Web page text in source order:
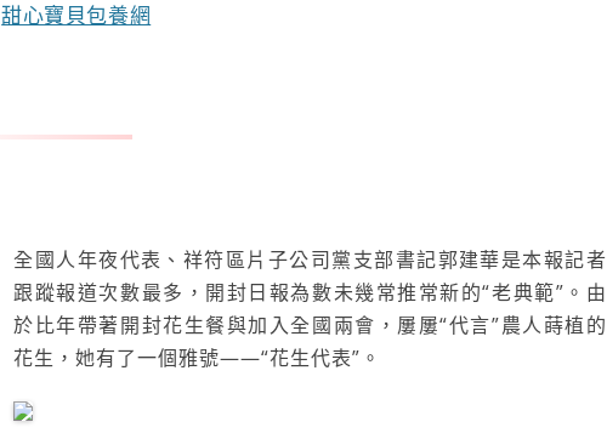
甜心寶貝包養網
全國人年夜代表、祥符區片子公司黨支部書記郭建華是本報記者
跟蹤報道次數最多，開封日報為數未幾常推常新的“老典範”。由
於比年帶著開封花生餐與加入全國兩會，屢屢“代言”農人蒔植的
花生，她有了一個雅號——“花生代表”。